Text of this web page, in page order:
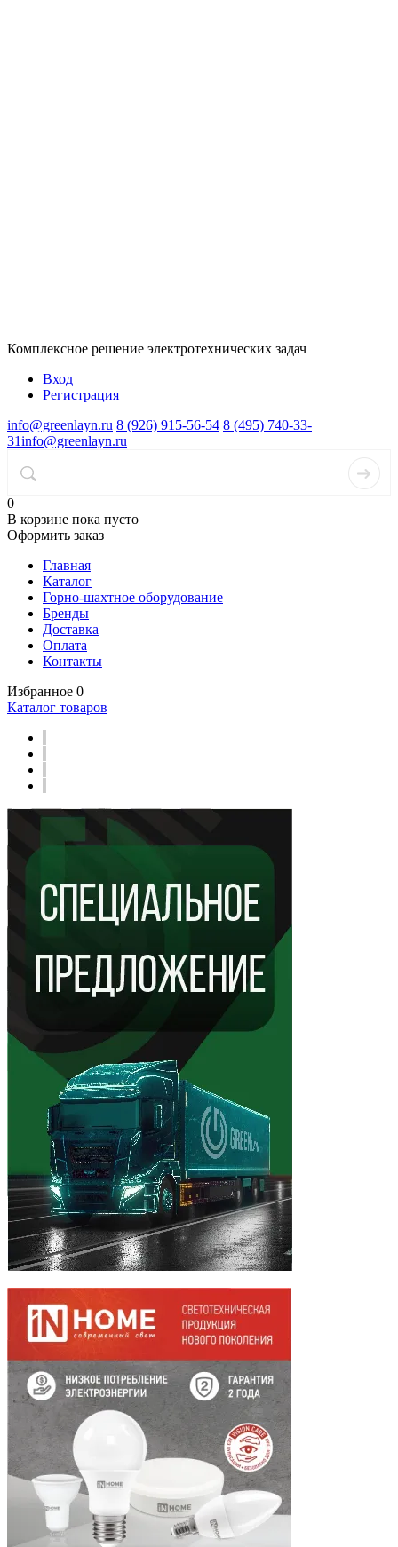
Комплексное решение электротехнических задач
Вход
Регистрация
info@greenlayn.ru 8 (926) 915-56-54 8 (495) 740-33-
31info@greenlayn.ru
0
В корзине пока пусто
Оформить заказ
Главная
Каталог
Горно-шахтное оборудование
Бренды
Доставка
Оплата
Контакты
Избранное 0
Каталог товаров